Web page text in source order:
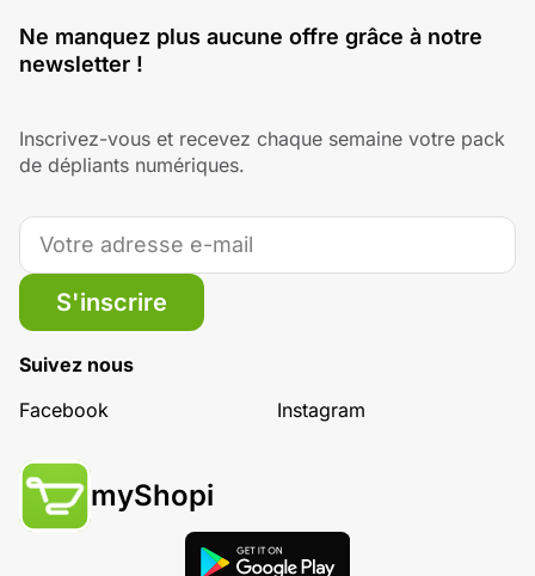
Ne manquez plus aucune offre grâce à notre
newsletter !
Inscrivez-vous et recevez chaque semaine votre pack
de dépliants numériques.
S'inscrire
Suivez nous
Facebook
Instagram
myShopi